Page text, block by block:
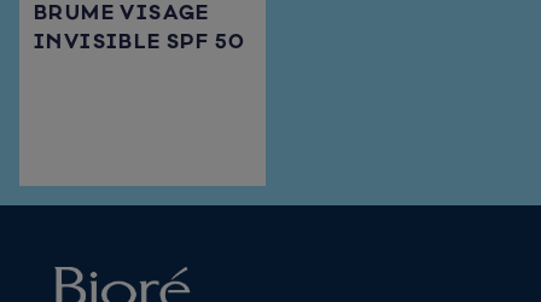
BRUME VISAGE
INVISIBLE SPF 50